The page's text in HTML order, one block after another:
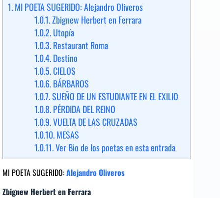
1.MI POETA SUGERIDO: Alejandro Oliveros
1.0.1.Zbignew Herbert en Ferrara
1.0.2.Utopía
1.0.3.Restaurant Roma
1.0.4.Destino
1.0.5.CIELOS
1.0.6.BÁRBAROS
1.0.7.SUEÑO DE UN ESTUDIANTE EN EL EXILIO
1.0.8.PÉRDIDA DEL REINO
1.0.9.VUELTA DE LAS CRUZADAS
1.0.10.MESAS
1.0.11.Ver Bio de los poetas en esta entrada
MI POETA SUGERIDO:Alejandro Oliveros
Zbignew Herbert en Ferrara